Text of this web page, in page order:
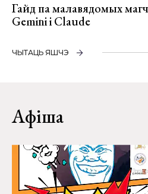
Гайд па малавядомых
Gemini і Claude
ЧЫТАЦЬ ЯШЧЭ
Афіша